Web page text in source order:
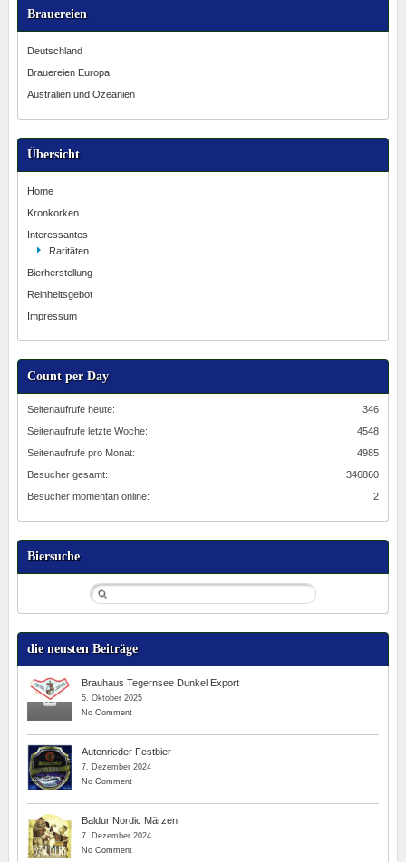
Brauereien
Deutschland
Brauereien Europa
Australien und Ozeanien
Übersicht
Home
Kronkorken
Interessantes
Raritäten
Bierherstellung
Reinheitsgebot
Impressum
Count per Day
346
Seitenaufrufe heute:
4548
Seitenaufrufe letzte Woche:
4985
Seitenaufrufe pro Monat:
346860
Besucher gesamt:
2
Besucher momentan online:
Biersuche
die neusten Beiträge
Brauhaus Tegernsee Dunkel Export
5. Oktober 2025
No Comment
Autenrieder Festbier
7. Dezember 2024
No Comment
Baldur Nordic Märzen
7. Dezember 2024
No Comment